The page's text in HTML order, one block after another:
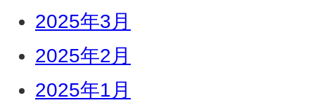
2025年3月
2025年2月
2025年1月